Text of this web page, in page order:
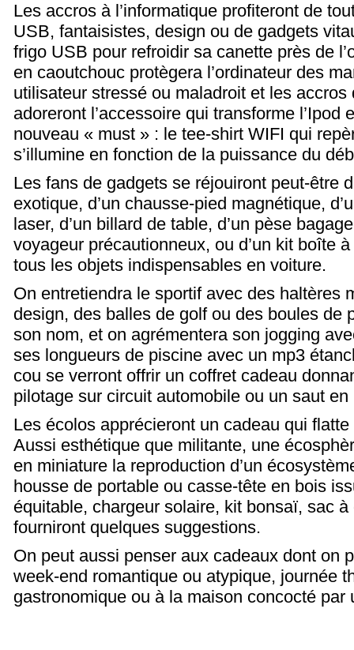
Les accros à l’informatique profiteront de
USB, fantaisistes, design ou de gadgets
frigo USB pour refroidir sa canette près de
en caoutchouc protègera l’ordinateur des
utilisateur stressé ou maladroit et les accros
adoreront l’accessoire qui transforme l’Ipod
nouveau « must » : le tee-shirt WIFI qui
s’illumine en fonction de la puissance du
Les fans de gadgets se réjouiront peut-être
exotique, d’un chausse-pied magnétique,
laser, d’un billard de table, d’un pèse
voyageur précautionneux, ou d’un kit boîte
tous les objets indispensables en voiture.
On entretiendra le sportif avec des haltères
design, des balles de golf ou des boules de
son nom, et on agrémentera son jogging
ses longueurs de piscine avec un mp3
cou se verront offrir un coffret cadeau
pilotage sur circuit automobile ou un saut en
Les écolos apprécieront un cadeau qui
Aussi esthétique que militante, une
en miniature la reproduction d’un
housse de portable ou casse-tête en bois
équitable, chargeur solaire, kit bonsaï, sac
fourniront quelques suggestions.
On peut aussi penser aux cadeaux dont on
week-end romantique ou atypique, journée
gastronomique ou à la maison concocté par